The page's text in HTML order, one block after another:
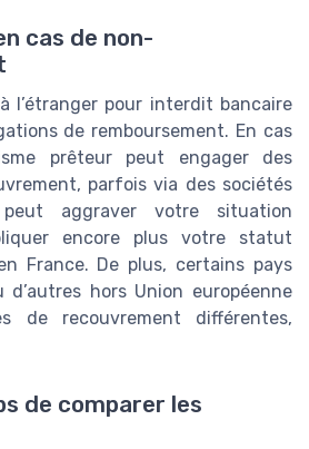
cas de non-
l’étranger pour interdit bancaire
de remboursement. En cas
prêteur peut engager des
parfois via des sociétés
peut aggraver votre situation
encore plus votre statut
France. De plus, certains pays
d’autres hors Union européenne
de recouvrement différentes,
de comparer les